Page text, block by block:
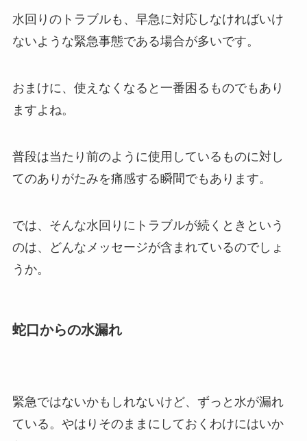
水回りのトラブルも、早急に対応しなければいけ
ないような緊急事態である場合が多いです。
おまけに、使えなくなると一番困るものでもあり
ますよね。
普段は当たり前のように使用しているものに対し
てのありがたみを痛感する瞬間でもあります。
では、そんな水回りにトラブルが続くときという
のは、どんなメッセージが含まれているのでしょ
うか。
蛇口からの水漏れ
緊急ではないかもしれないけど、ずっと水が漏れ
ている。やはりそのままにしておくわけにはいか